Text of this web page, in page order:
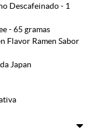
Descafeinado - 1
- 65 gramas
Flavor Ramen Sabor
Japan